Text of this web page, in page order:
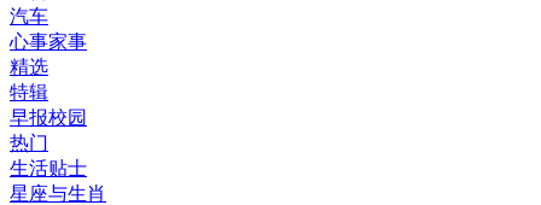
汽车
心事家事
精选
特辑
早报校园
热门
生活贴士
星座与生肖